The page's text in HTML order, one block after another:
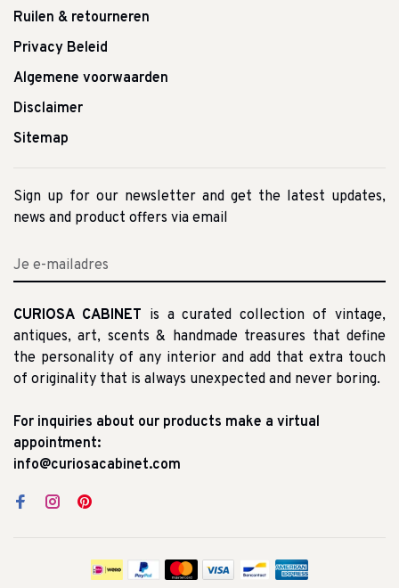
Ruilen & retourneren
Privacy Beleid
Algemene voorwaarden
Disclaimer
Sitemap
Sign up for our newsletter and get the latest updates,
news and product offers via email
CURIOSA CABINET is a curated collection of vintage,
antiques, art, scents & handmade treasures that define
the personality of any interior and add that extra touch
of originality that is always unexpected and never boring.
For inquiries about our products make a virtual
appointment:
info@curiosacabinet.com